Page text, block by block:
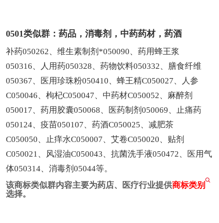
0501类似群：药品，消毒剂，中药药材，药酒
补药050262、维生素制剂*050090、药用蜂王浆
050316、人用药050328、药物饮料050332、膳食纤维
050367、医用珍珠粉050410、蜂王精C050027、人参
C050046、枸杞C050047、中药材C050052、麻醉剂
050017、药用胶囊050068、医药制剂050069、止痛药
050124、疫苗050107、药酒C050025、减肥茶
C050050、止痒水C050007、艾卷C050020、贴剂
C050021、风湿油C050043、抗菌洗手液050472、医用气
体050314、消毒剂05044等。
该商标类似群内容主要为药店、医疗行业提供商标类别
选择。